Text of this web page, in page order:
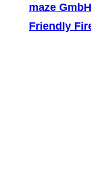
maze
Friendly